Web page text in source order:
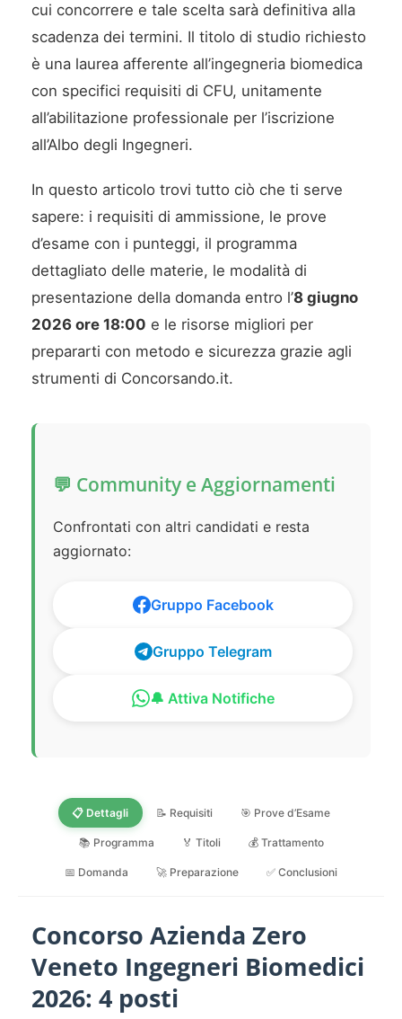
cui concorrere e tale scelta sarà definitiva alla
scadenza dei termini. Il titolo di studio richiesto
è una laurea afferente all’ingegneria biomedica
con specifici requisiti di CFU, unitamente
all’abilitazione professionale per l’iscrizione
all’Albo degli Ingegneri.
In questo articolo trovi tutto ciò che ti serve
sapere: i requisiti di ammissione, le prove
d’esame con i punteggi, il programma
dettagliato delle materie, le modalità di
presentazione della domanda entro l’8 giugno
2026 ore 18:00 e le risorse migliori per
prepararti con metodo e sicurezza grazie agli
strumenti di Concorsando.it.
💬 Community e Aggiornamenti
Confrontati con altri candidati e resta
aggiornato:
Gruppo Facebook
Gruppo Telegram
🔔 Attiva Notifiche
📋 Dettagli 📝 Requisiti 🎯 Prove d’Esame
📚 Programma 🏅 Titoli 💰 Trattamento
📅 Domanda 🚀 Preparazione ✅ Conclusioni
Concorso Azienda Zero
Veneto Ingegneri Biomedici
2026: 4 posti